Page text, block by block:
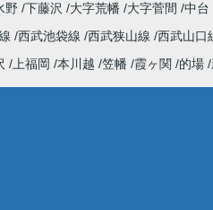
野 下藤沢 大字荒幡 大字菅間 中台
西武池袋線 西武狭山線 西武山口
上福岡 本川越 笠幡 霞ヶ関 的場